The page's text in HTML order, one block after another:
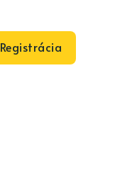
Registrácia